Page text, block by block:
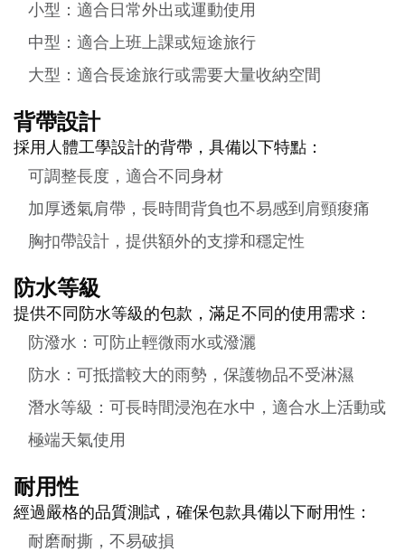
小型：適合日常外出或運動使用
中型：適合上班上課或短途旅行
大型：適合長途旅行或需要大量收納空間
背帶設計
採用人體工學設計的背帶，具備以下特點：
可調整長度，適合不同身材
加厚透氣肩帶，長時間背負也不易感到肩頸痠痛
胸扣帶設計，提供額外的支撐和穩定性
防水等級
提供不同防水等級的包款，滿足不同的使用需求：
防潑水：可防止輕微雨水或潑灑
防水：可抵擋較大的雨勢，保護物品不受淋濕
潛水等級：可長時間浸泡在水中，適合水上活動或
極端天氣使用
耐用性
經過嚴格的品質測試，確保包款具備以下耐用性：
耐磨耐撕，不易破損